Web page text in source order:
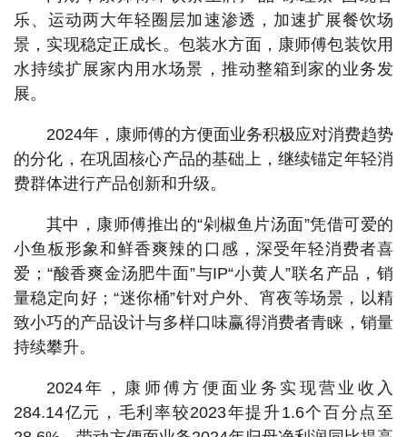
乐、运动两大年轻圈层加速渗透，加速扩展餐饮场
景，实现稳定正成长。包装水方面，康师傅包装饮用
水持续扩展家内用水场景，推动整箱到家的业务发
展。
2024年，康师傅的方便面业务积极应对消费趋势
的分化，在巩固核心产品的基础上，继续锚定年轻消
费群体进行产品创新和升级。
其中，康师傅推出的“剁椒鱼片汤面”凭借可爱的
小鱼板形象和鲜香爽辣的口感，深受年轻消费者喜
爱；“酸香爽金汤肥牛面”与IP“小黄人”联名产品，销
量稳定向好；“迷你桶”针对户外、宵夜等场景，以精
致小巧的产品设计与多样口味赢得消费者青睐，销量
持续攀升。
2024年，康师傅方便面业务实现营业收入
284.14亿元，毛利率较2023年提升1.6个百分点至